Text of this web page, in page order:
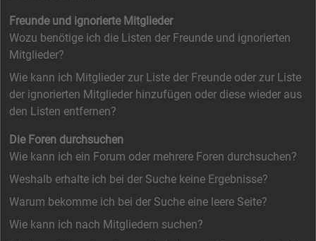
Freunde und ignorierte Mitglieder
Wozu benötige ich die Listen der Freunde und ignorierten
Mitglieder?
Wie kann ich Mitglieder zur Liste der Freunde oder zur Liste
der ignorierten Mitglieder hinzufügen oder diese wieder aus
den Listen entfernen?
Die Foren durchsuchen
Wie kann ich ein Forum oder mehrere Foren durchsuchen?
Weshalb erhalte ich bei der Suche keine Ergebnisse?
Warum bekomme ich bei der Suche eine leere Seite?
Wie kann ich nach Mitgliedern suchen?